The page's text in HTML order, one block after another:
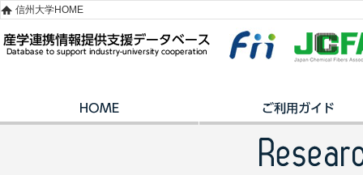
信州大学HOME